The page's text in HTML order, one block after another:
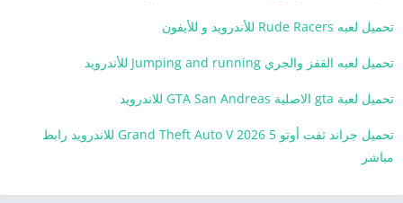
تحميل لعبه Rude Racers للأندرويد و للأيفون
تحميل لعبه القفز والجري Jumping and running للأندرويد
تحميل لعبة gta الاصلية GTA San Andreas للاندرويد
تحميل جراند ثفت أوتو 5 Grand Theft Auto V 2026 للاندرويد رابط
مباشر